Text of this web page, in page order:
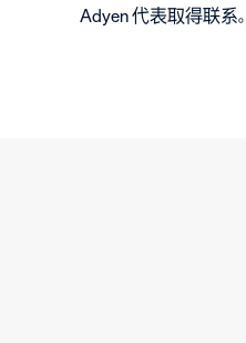
Adyen 代表取得联系。